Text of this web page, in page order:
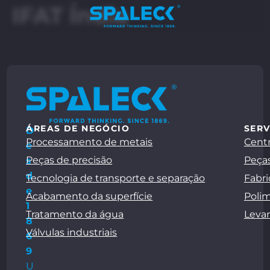
IFAT Índia
D
e
s
d
e
1
8
6
9
U
ÁREAS DE NEGÓCIO
Processamento de metais
Peças de precisão
Tecnologia de transporte e separação
Acabamento da superfície
Tratamento da água
Válvulas industriais